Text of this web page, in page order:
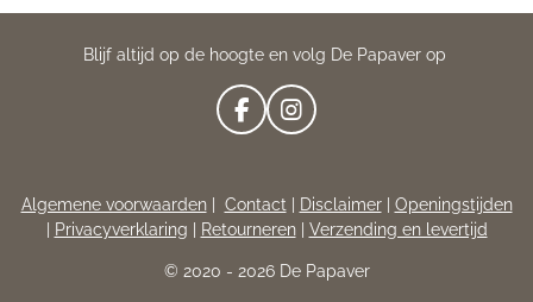
Blijf altijd op de hoogte en volg De Papaver op
F
A
B
O
K
I
N
A
G
A
Algemene voorwaarden| Contact| Disclaimer| Openingstijden
Privacyverklaring Retourneren| Verzending en levertijd
© 2020 - 2026 De Papaver